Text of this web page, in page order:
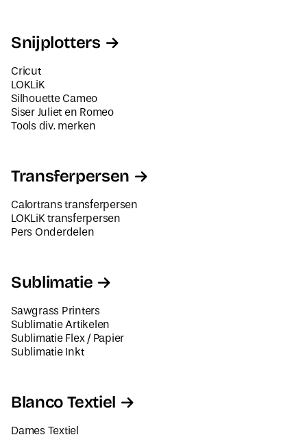
Snijplotters
Cricut
LOKLiK
Silhouette Cameo
Siser Juliet en Romeo
Tools div. merken
Transferpersen
Calortrans transferpersen
LOKLiK transferpersen
Pers Onderdelen
Sublimatie
Sawgrass Printers
Sublimatie Artikelen
Sublimatie Flex / Papier
Sublimatie Inkt
Blanco Textiel
Dames Textiel